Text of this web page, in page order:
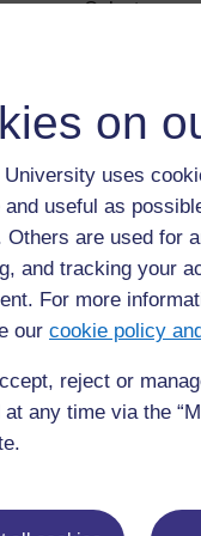
on
University uses
useful as
Others are used for
and tracking your
For more
our cookie policy
reject or
any time via the
Qu’est-ce
Questions
Les activités
Les activités
Les activités
Les
Les
Les
Les leçons